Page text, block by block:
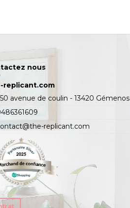
nous
replicant.com
avenue de coulin - 13420 Gémenos
replicant.com